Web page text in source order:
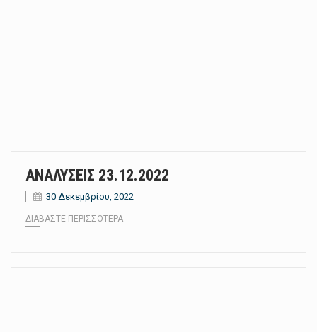
ΑΝΑΛΥΣΕΙΣ 23.12.2022
30 Δεκεμβρίου, 2022
ΔΙΑΒΆΣΤΕ ΠΕΡΙΣΣΌΤΕΡΑ